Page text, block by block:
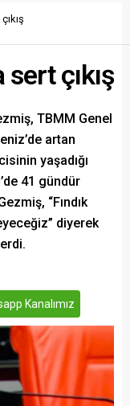
çıkış
TBMM Genel
artan
yaşadığı
41 gündür
“Fındık
diyerek
Kanalımız